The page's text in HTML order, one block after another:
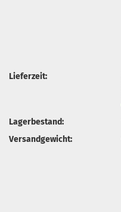
Lieferzeit:
Lagerbestand:
Versandgewicht: